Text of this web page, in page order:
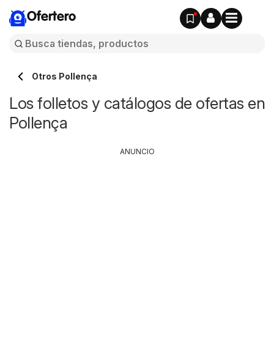
Ofertero
Otros Pollença
Los folletos y catálogos de ofertas en
Pollença
ANUNCIO